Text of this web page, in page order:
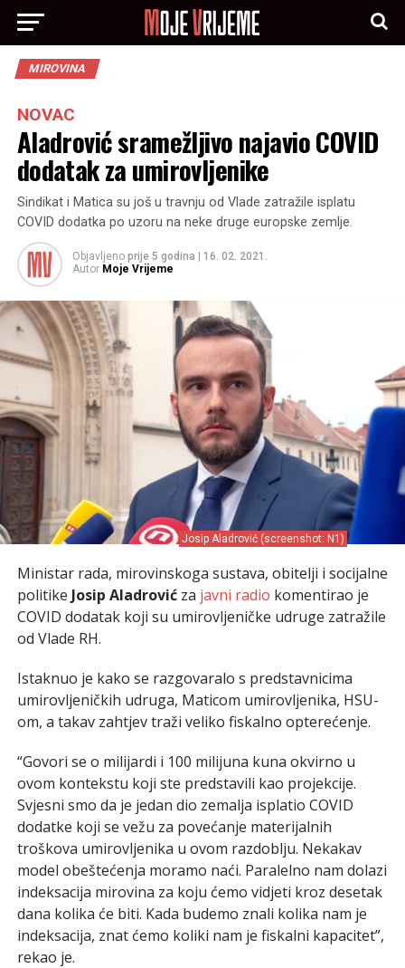
MIROVINA
NOVAC
Aladrović sramežljivo najavio COVID
dodatak za umirovljenike
Sindikat i Matica su još u travnju od Vlade zatražile isplatu
COVID dodatka po uzoru na neke druge europske zemlje.
Objavljeno prije 5 godina
16. 02. 2021.
Autor Moje Vrijeme
Josip Aladrović (screenshot: N1)
Ministar rada, mirovinskoga sustava, obitelji i socijalne
politike Josip Aladrovićza javni radio komentirao je
COVID dodatak koji su umirovljeničke udruge zatražile
od Vlade RH.
Istaknuo je kako se razgovaralo s predstavnicima
umirovljeničkih udruga, Maticom umirovljenika, HSU-
om, a takav zahtjev traži veliko fiskalno opterećenje.
“Govori se o milijardi i 100 milijuna kuna okvirno u
ovom kontekstu koji ste predstavili kao projekcije.
Svjesni smo da je jedan dio zemalja isplatio COVID
dodatke koji se vežu za povećanje materijalnih
troškova umirovljenika u ovom razdoblju. Nekakav
model obeštećenja moramo naći. Paralelno nam dolazi
indeksacija mirovina za koju ćemo vidjeti kroz desetak
dana kolika će biti. Kada budemo znali kolika nam je
indeksacija, znat ćemo koliki nam je fiskalni kapacitet”,
rekao je.